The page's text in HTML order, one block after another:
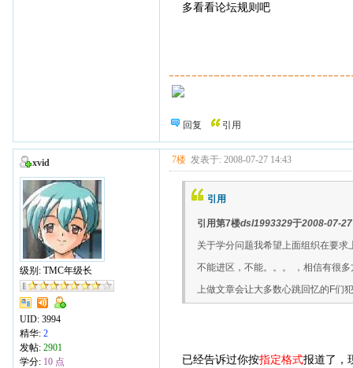
多看看论坛规则吧
回复 引用
xvid
级别: TMC年级长
UID: 3994
精华: 2
发帖: 2901
学分: 10 点
7楼 发表于: 2008-07-27 14:43
引用
引用第7楼dsl1993329于2008-07-
关于学分问题我希望上面组织在要
不能进区，不能。。。 ，相信有很
上做文章会让大多数心跳回忆的F们
已经告诉过你按指定格式报道了，